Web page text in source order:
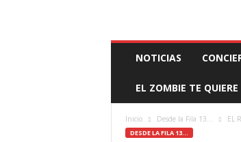
Z
I
NOTICIAS
EL ZOMBIE TE
Inicio Desde la Fila 13... EL
DESDE LA FILA 13...